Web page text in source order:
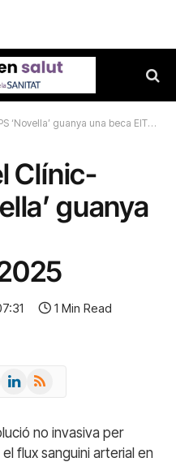
guanya una beca EIT Jumpstarter 2025
Clínic-
guanya
1 Min Read
LinkedIn
RSS
no invasiva per
flux sanguini arterial en